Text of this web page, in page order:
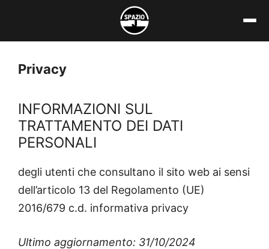
contenuto
Privacy
INFORMAZIONI SUL
TRATTAMENTO DEI DATI
PERSONALI
degli utenti che consultano il sito web ai sensi
dell’articolo 13 del Regolamento (UE)
2016/679 c.d. informativa privacy
Ultimo aggiornamento: 31/10/2024